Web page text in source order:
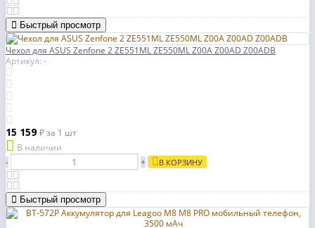
Быстрый просмотр
Чехол для ASUS Zenfone 2 ZE551ML ZE550ML Z00A Z00AD Z00ADB
Артикул: -
15 159₽за 1 шт
В наличии
-
+ В КОРЗИНУ
Быстрый просмотр